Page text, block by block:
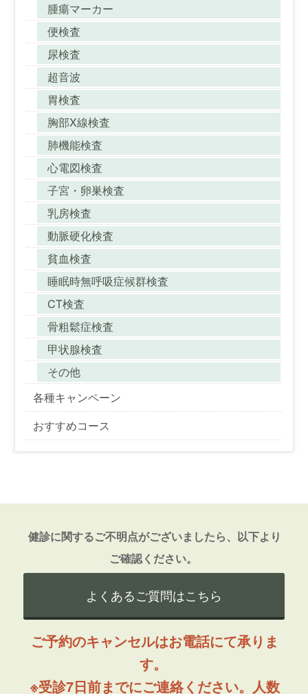
腫瘍マーカー
便検査
尿検査
超音波
胃検査
胸部X線検査
肺機能検査
心電図検査
子宮・卵巣検査
乳房検査
動脈硬化検査
貧血検査
睡眠時無呼吸症候群検査
CT検査
骨粗鬆症検査
甲状腺検査
その他
各種キャンペーン
おすすめコース
健診に関するご不明点がございましたら、以下より
ご確認ください。
よくあるご質問はこちら
ご予約のキャンセルはお電話にて承りま
す。
※受診7日前までにご連絡ください。人数